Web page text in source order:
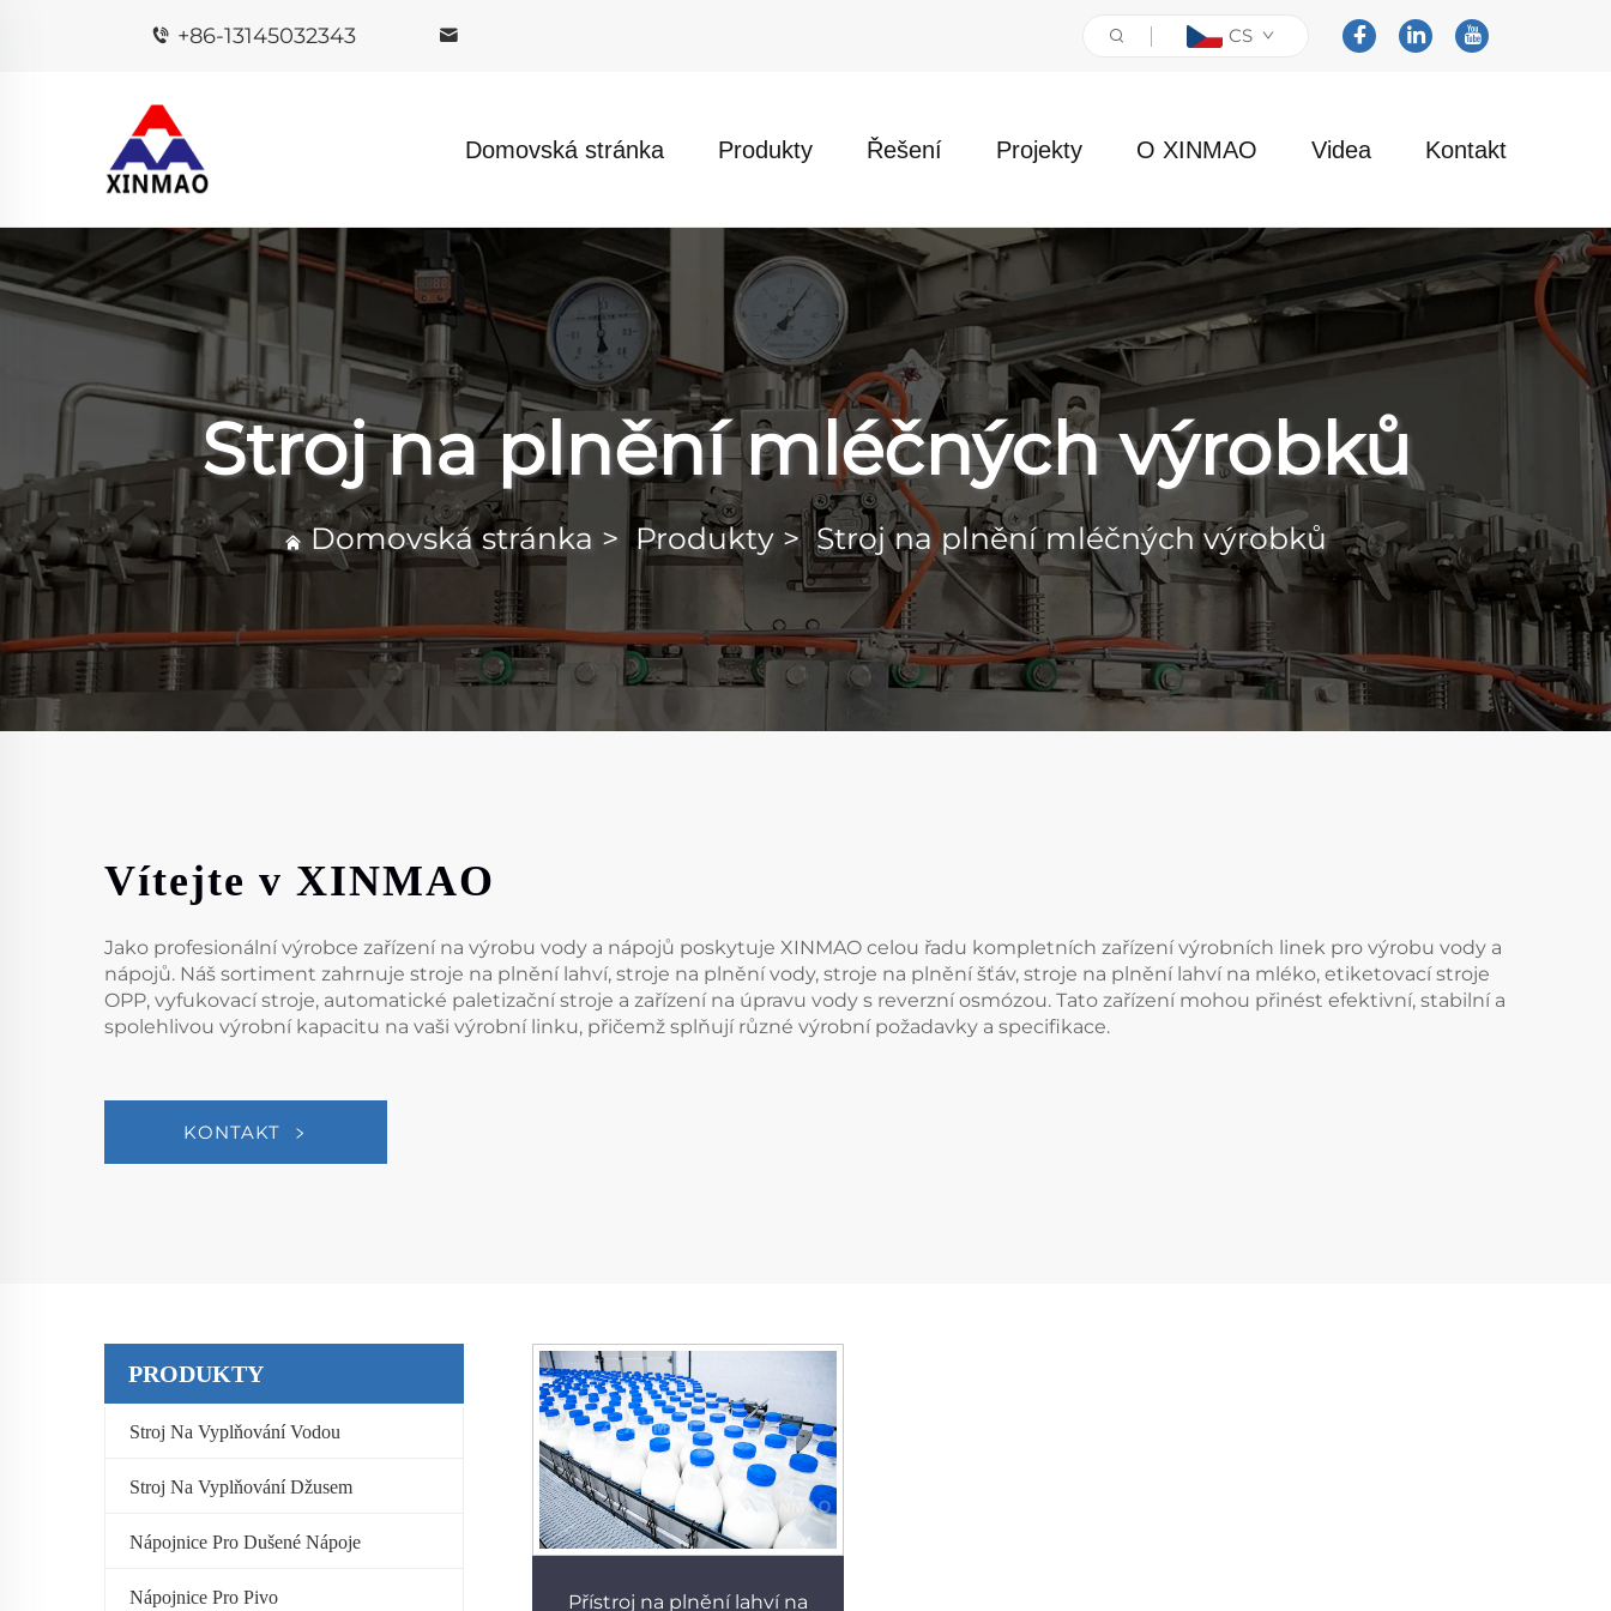
+86-13145032343 CS
Domovská stránka Produkty Řešení Projekty O XINMAO Videa Kontakt
Stroj na plnění mléčných výrobků
Domovská stránka >Produkty >Stroj na plnění mléčných výrobků
Vítejte v XINMAO
Jako profesionální výrobce zařízení na výrobu vody a nápojů poskytuje XINMAO celou řadu kompletních zařízení výrobních linek pro výrobu vody a
nápojů. Náš sortiment zahrnuje stroje na plnění lahví, stroje na plnění vody, stroje na plnění šťáv, stroje na plnění lahví na mléko, etiketovací stroje
OPP, vyfukovací stroje, automatické paletizační stroje a zařízení na úpravu vody s reverzní osmózou. Tato zařízení mohou přinést efektivní, stabilní a
spolehlivou výrobní kapacitu na vaši výrobní linku, přičemž splňují různé výrobní požadavky a specifikace.
KONTAKT
PRODUKTY
Stroj Na Vyplňování Vodou
Stroj Na Vyplňování Džusem
Nápojnice Pro Dušené Nápoje
Nápojnice Pro Pivo
Přístroj na plnění lahví na